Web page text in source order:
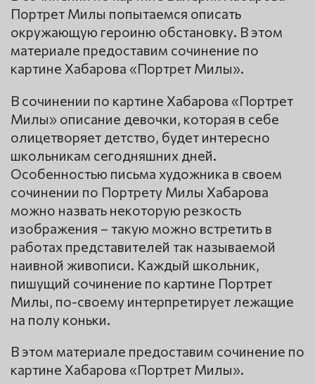
Портрет Милы попытаемся описать
окружающую героиню обстановку. В этом
материале предоставим сочинение по
картине Хабарова «Портрет Милы».
В сочинении по картине Хабарова «Портрет
Милы» описание девочки, которая в себе
олицетворяет детство, будет интересно
школьникам сегодняшних дней.
Особенностью письма художника в своем
сочинении по Портрету Милы Хабарова
можно назвать некоторую резкость
изображения – такую можно встретить в
работах представителей так называемой
наивной живописи. Каждый школьник,
пишущий сочинение по картине Портрет
Милы, по-своему интерпретирует лежащие
на полу коньки.
В этом материале предоставим сочинение по
картине Хабарова «Портрет Милы».